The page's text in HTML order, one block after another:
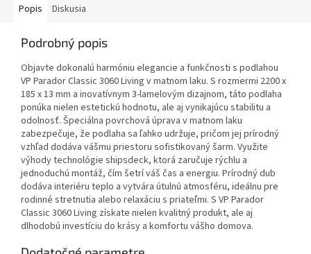
Popis Diskusia
Podrobný popis
Objavte dokonalú harmóniu elegancie a funkčnosti s podlahou
VP Parador Classic 3060 Living v matnom laku. S rozmermi 2200 x
185 x 13 mm a inovatívnym 3-lamelovým dizajnom, táto podlaha
ponúka nielen estetickú hodnotu, ale aj vynikajúcu stabilitu a
odolnosť. Špeciálna povrchová úprava v matnom laku
zabezpečuje, že podlaha sa ľahko udržuje, pričom jej prírodný
vzhľad dodáva vášmu priestoru sofistikovaný šarm. Využite
výhody technológie shipsdeck, ktorá zaručuje rýchlu a
jednoduchú montáž, čím šetrí váš čas a energiu. Prírodný dub
dodáva interiéru teplo a vytvára útulnú atmosféru, ideálnu pre
rodinné stretnutia alebo relaxáciu s priateľmi. S VP Parador
Classic 3060 Living získate nielen kvalitný produkt, ale aj
dlhodobú investíciu do krásy a komfortu vášho domova.